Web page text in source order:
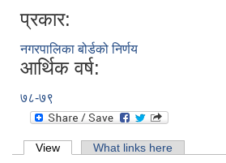
प्रकार:
नगरपालिका बोर्डको निर्णय
आर्थिक वर्ष:
७८-७९
Primary tabs
View (active tab)What links here